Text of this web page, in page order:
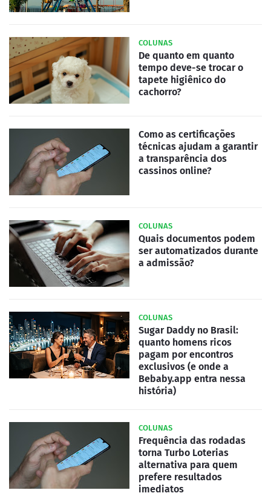
COLUNAS
De quanto em quanto
tempo deve-se trocar o
tapete higiênico do
cachorro?
Como as certificações
técnicas ajudam a garantir
a transparência dos
cassinos online?
COLUNAS
Quais documentos podem
ser automatizados durante
a admissão?
COLUNAS
Sugar Daddy no Brasil:
quanto homens ricos
pagam por encontros
exclusivos (e onde a
Bebaby.app entra nessa
história)
COLUNAS
Frequência das rodadas
torna Turbo Loterias
alternativa para quem
prefere resultados
imediatos